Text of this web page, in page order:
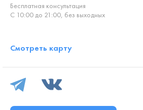
Бесплатная консультация
С 10:00 до 21:00, без выходных
Смотреть карту